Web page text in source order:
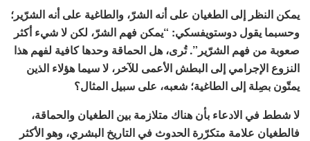
يمكن النظر إلى الطغيان على أنه الشرّ، والطاغية على أنه الشرّير؛
وحسبما يقول دوستويفسكي: “يمكن فهم الشرّ، لكن لا شيء أكثر
صعوبة من فهم الشرّير”. تُرى، هل الحماقة وحدها كافية لفهم هذا
النزوع الإجرامي إلى البطش الأعمى للآخر، لا سيما هؤلاء الذين
يمتّون بصِلة إلى الطاغية؛ شعبه، على سبيل المثال؟
لا شطط في الادعاء بأن هناك متلازمة بين الطغيان والحماقة،
فالطغيان علامة متكرّرة الحدوث في التاريخ البشري، وهو الأكثر